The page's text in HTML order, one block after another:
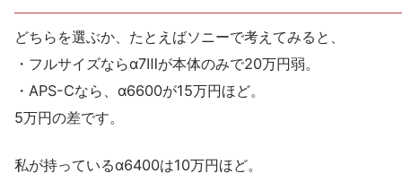
どちらを選ぶか、たとえばソニーで考えてみると、
・フルサイズならα7Ⅲが本体のみで20万円弱。
・APS-Cなら、α6600が15万円ほど。
5万円の差です。
私が持っているα6400は10万円ほど。